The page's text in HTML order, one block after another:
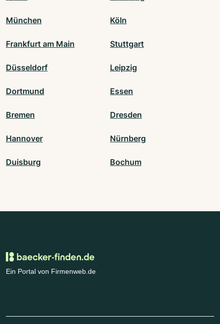
München Köln
Frankfurt am Main Stuttgart
Düsseldorf Leipzig
Dortmund Essen
Bremen Dresden
Hannover Nürnberg
Duisburg Bochum
Ein Portal von Firmenweb.de